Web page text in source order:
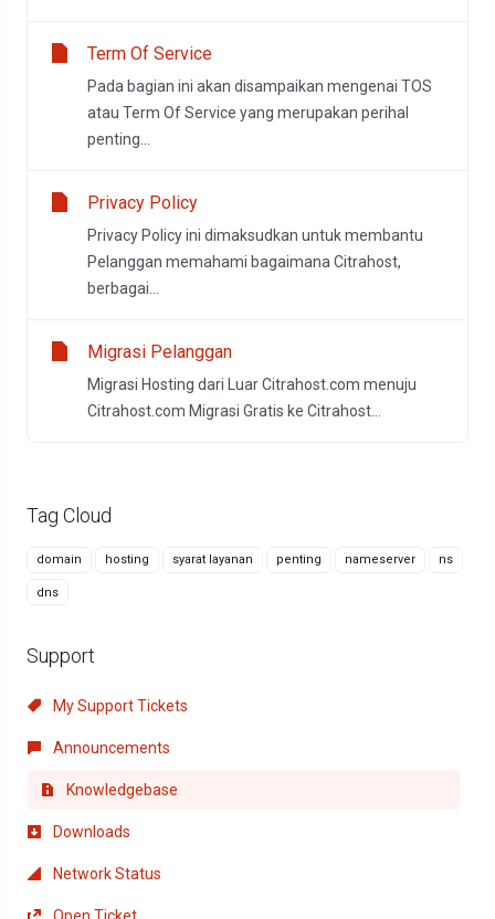
Tag Cloud
domain hosting syarat layanan penting nameserver ns
dns
Support
My Support Tickets
Announcements
Knowledgebase
Downloads
Network Status
Term Of Service
Pada bagian ini akan disampaikan mengenai TOS
atau Term Of Service yang merupakan perihal
penting...
Privacy Policy
Privacy Policy ini dimaksudkan untuk membantu
Pelanggan memahami bagaimana Citrahost,
berbagai...
Migrasi Pelanggan
Migrasi Hosting dari Luar Citrahost.com menuju
Citrahost.com Migrasi Gratis ke Citrahost...